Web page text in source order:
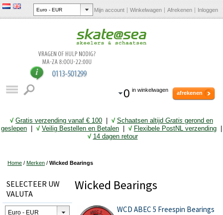
Mijn account Winkelwagen Afrekenen Inloggen
0 in winkelwagen afrekenen
√ Gratis verzending vanaf € 100 √ Schaatsen altijd Gratis gerond en
geslepen
√ Veilig Bestellen en Betalen √ Flexibele PostNL verzending
√ 14 dagen retour
Home / Merken / Wicked Bearings
Wicked Bearings
WCD ABEC 5 Freespin Bearings
SELECTEER UW
VALUTA